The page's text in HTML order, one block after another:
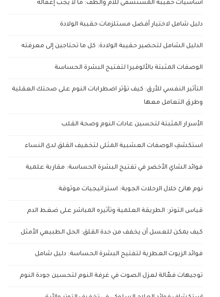
أساسيات حقيبة المستشفى للأم والطف: ما لا يجب إغفاله
دليل شامل لاختيار أفضل مستلزمات حقيبة الولادة
الدليل الشامل لتحضير حقيبة الولادة: كل ما تحتاجين إلى معرفته
الوصفات المثبتة بالألوفيرا لتفتيح البشرة الحساسة
التأثير النفسي للأرق: كيف تؤثر اضطرابات النوم على صحتك العقلية
وطرق التعامل معها
الأسرار المثبتة لتحسين عادات النوم وصحة القلب
استكشفِ الوصفات العشبية المثلى لتخفيف القلق لدى النساء
فوائد الشاي الأخضر في تفتيح البشرة الحساسة: مقاربة علمية
نوم هانئ خلال الرحلات الجوية: استراتيجيات موثوقة
قياس التوتر: الطريقة العلمية وتأثيره المباشر على ضغط الدم
كيف يمكن للعسل أن يخفف من حدة القلق: الحل الطبيعي الأمثل
فوائد الزيوت العطرية لتفتيح البشرة الحساسة: دليل شامل
توجيهات فعّالة لعزل الصوت في غرفة النوم لتحسين جودة النوم